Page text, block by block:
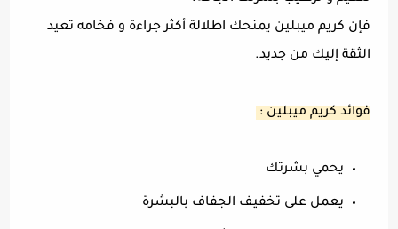
فإن كريم ميبلين يمنحك اطلالة أكثر جراءة و فخامه تعيد
الثقة إليك من جديد.
فوائد كريم ميبلين :
يحمي بشرتك
يعمل على تخفيف الجفاف بالبشرة